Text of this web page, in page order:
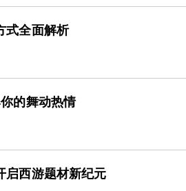
式全面解析
的舞动热情
启西游题材新纪元